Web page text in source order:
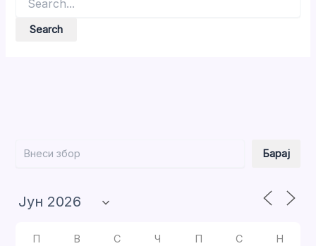
for:
Барај
П В С Ч П С Н